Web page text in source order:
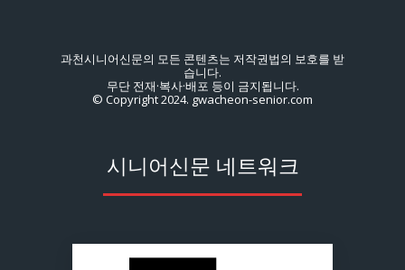
과천시니어신문의 모든 콘텐츠는 저작권법의 보호를 받
습니다.
무단 전재·복사·배포 등이 금지됩니다.
© Copyright 2024. gwacheon-senior.com
시니어신문 네트워크